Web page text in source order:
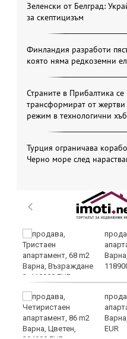
Зеленски от Белград:
за скептицизъм
Финландия разработи
която няма редкоземни
Страните в Прибалтика се
трансформират от жертви
режим в технологични
Турция ограничава
Черно море след
EUR